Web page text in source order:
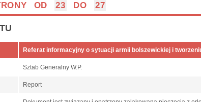
OD 23 DO 27
Referat informacyjny o sytuacji armii bolszewickiej i
Sztab Generalny W.P.
Report